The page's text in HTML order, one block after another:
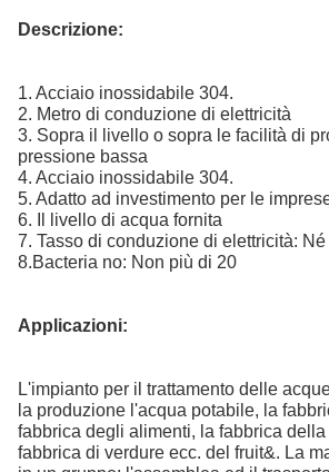
Descrizione:
1. Acciaio inossidabile 304.
2. Metro di conduzione di elettricità
3. Sopra il livello o sopra le facilità di
pressione bassa
4. Acciaio inossidabile 304.
5. Adatto ad investimento per le
6. Il livello di acqua fornita
7. Tasso di conduzione di elettricità:
8.Bacteria no: Non più di 20
Applicazioni:
L'impianto per il trattamento delle
la produzione l'acqua potabile, la
fabbrica degli alimenti, la fabbrica
fabbrica di verdure ecc. del fruit&. La